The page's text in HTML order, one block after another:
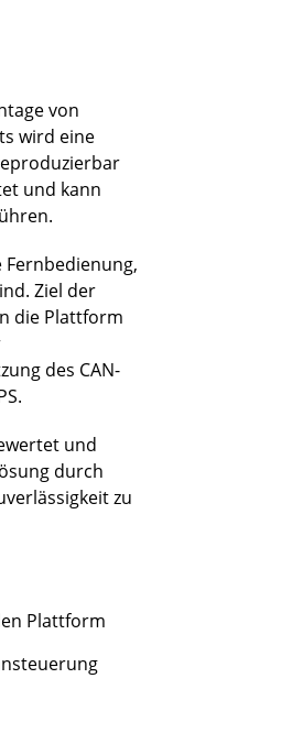
von
wird eine
und kann
Ziel der
die Plattform
des CAN-
und
durch
zu
Plattform